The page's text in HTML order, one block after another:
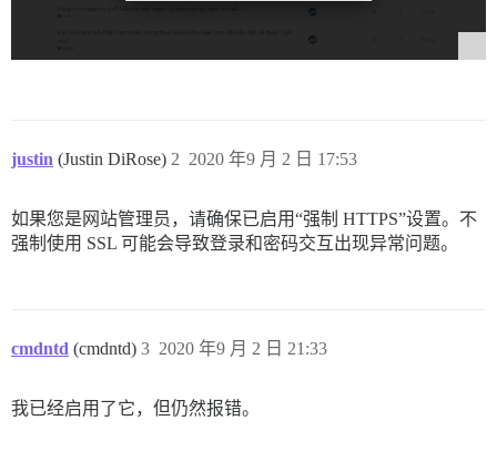
justin (Justin DiRose) 2020 年9 月 2 日 17:53
2
如果您是网站管理员，请确保已启用“强制 HTTPS”设置。不
强制使用 SSL 可能会导致登录和密码交互出现异常问题。
cmdntd (cmdntd) 2020 年9 月 2 日 21:33
3
我已经启用了它，但仍然报错。